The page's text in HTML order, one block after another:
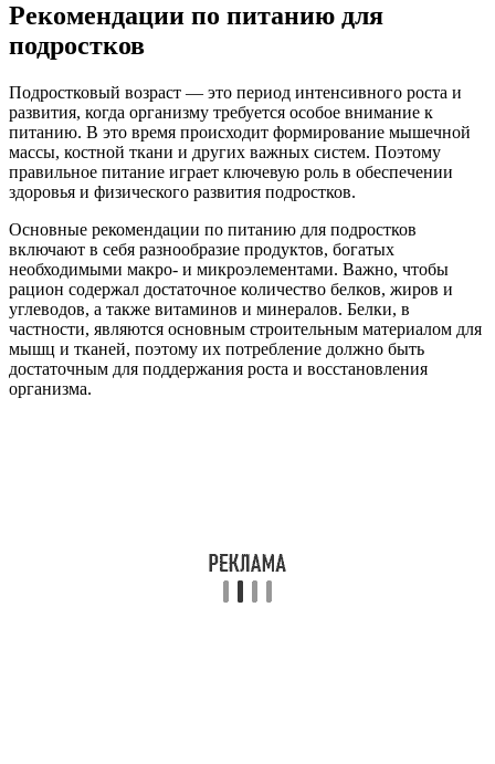
Рекомендации по питанию для
подростков
Подростковый возраст — это период интенсивного роста и
развития, когда организму требуется особое внимание к
питанию. В это время происходит формирование мышечной
массы, костной ткани и других важных систем. Поэтому
правильное питание играет ключевую роль в обеспечении
здоровья и физического развития подростков.
Основные рекомендации по питанию для подростков
включают в себя разнообразие продуктов, богатых
необходимыми макро- и микроэлементами. Важно, чтобы
рацион содержал достаточное количество белков, жиров и
углеводов, а также витаминов и минералов. Белки, в
частности, являются основным строительным материалом для
мышц и тканей, поэтому их потребление должно быть
достаточным для поддержания роста и восстановления
организма.